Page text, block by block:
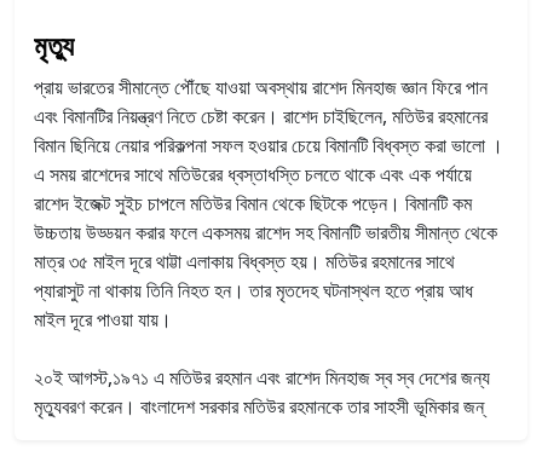
মৃত্যু
প্রায় ভারতের সীমান্তে পৌঁছে যাওয়া অবস্থায় রাশেদ মিনহাজ জ্ঞান ফিরে পান
এবং বিমানটির নিয়ন্ত্রণ নিতে চেষ্টা করেন। রাশেদ চাইছিলেন, মতিউর রহমানের
বিমান ছিনিয়ে নেয়ার পরিকল্পনা সফল হওয়ার চেয়ে বিমানটি বিধ্বস্ত করা ভালো ।
এ সময় রাশেদের সাথে মতিউরের ধ্বস্তাধস্তি চলতে থাকে এবং এক পর্যায়ে
রাশেদ ইজেক্ট সুইচ চাপলে মতিউর বিমান থেকে ছিটকে পড়েন। বিমানটি কম
উচ্চতায় উড্ডয়ন করার ফলে একসময় রাশেদ সহ বিমানটি ভারতীয় সীমান্ত থেকে
মাত্র ৩৫ মাইল দূরে থাট্টা এলাকায় বিধ্বস্ত হয়। মতিউর রহমানের সাথে
প্যারাসুট না থাকায় তিনি নিহত হন। তার মৃতদেহ ঘটনাস্থল হতে প্রায় আধ
মাইল দূরে পাওয়া যায়।
২০ই আগস্ট,১৯৭১ এ মতিউর রহমান এবং রাশেদ মিনহাজ স্ব স্ব দেশের জন্য
মৃত্যুবরণ করেন। বাংলাদেশ সরকার মতিউর রহমানকে তার সাহসী ভূমিকার জন্